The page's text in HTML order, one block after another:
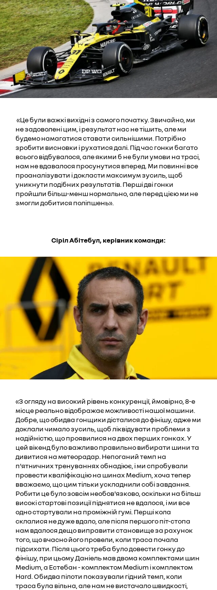
«Це були важкі вихідні з самого початку. Звичайно, ми
не задоволені цим, і результат нас не тішить, але ми
будемо намагатися ставати сильнішими. Потрібно
зробити висновки і рухатися далі. Під час гонки багато
всього відбувалося, але якими б не були умови на трасі,
нам не вдавалося просунутися вперед. Ми повинні все
проаналізувати і докласти максимум зусиль, щоб
уникнути подібних результатів. Перші дві гонки
пройшли більш-менш нормально, але перед цією ми не
змогли добитися поліпшень».
Сіріл Абітебул, керівник команди:
«З огляду на високий рівень конкуренції, ймовірно, 8-е
місце реально відображає можливості нашої машини.
Добре, що обидва гонщики дісталися до фінішу, адже ми
доклали чимало зусиль, щоб ліквідувати проблеми з
надійністю, що проявилися на двох перших гонках. У
цей вікенд було важливо правильно вибирати шини та
дивитися на метеорадар. Непоганий темп на
п'ятничних тренуваннях обнадіює, і ми спробували
провести кваліфікацію на шинах Medium, хоча тепер
вважаємо, що цим тільки ускладнили собі завдання.
Робити це було зовсім необов'язково, оскільки на більш
високі стартові позиції піднятися не вдалося, і ми все
одно стартували на проміжній гумі. Перші кола
склалися не дуже вдало, але після першого піт-стопа
нам вдалося дещо виправити становище за рахунок
того, що вчасно його провели, коли траса почала
підсихати. Після цього треба було довести гонку до
фінішу, при цьому Даніель мав двома комплектами шин
Medium, а Естебан - комплектом Medium і комплектом
Hard. Обидва пілоти показували гідний темп, коли
траса була вільна, але нам не вистачало швидкості,